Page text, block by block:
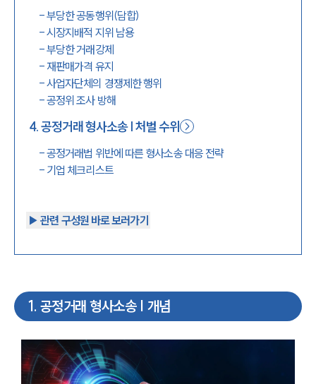
-부당한 공동행위(담합)
-시장지배적 지위 남용
-부당한 거래강제
- 재판매가격 유지
-사업자단체의 경쟁제한 행위
-공정위 조사 방해
4.공정거래 형사소송 | 처벌 수위
-공정거래법 위반에 따른 형사소송 대응 전략
- 기업 체크리스트
▶︎ 관련 구성원 바로 보러가기
1. 공정거래 형사소송 | 개념